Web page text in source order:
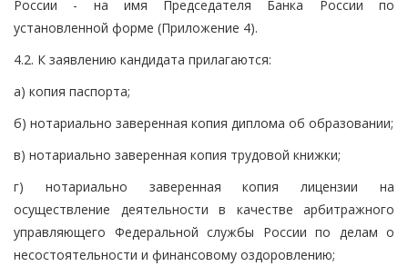
России - на имя Председателя Банка России по
установленной форме (Приложение 4).
4.2. К заявлению кандидата прилагаются:
а) копия паспорта;
б) нотариально заверенная копия диплома об образовании;
в) нотариально заверенная копия трудовой книжки;
г) нотариально заверенная копия лицензии на
осуществление деятельности в качестве арбитражного
управляющего Федеральной службы России по делам о
несостоятельности и финансовому оздоровлению;